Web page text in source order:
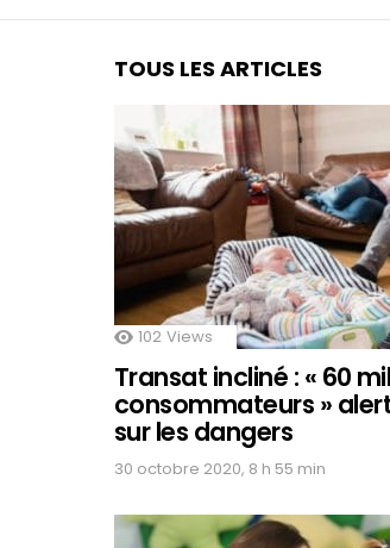
TOUS LES ARTICLES
102 Views
Transat incliné : « 60
consommateurs »
sur les dangers
30 octobre 2020, 8 h 55 min